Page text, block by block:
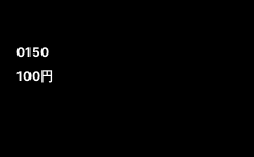
0150
100円